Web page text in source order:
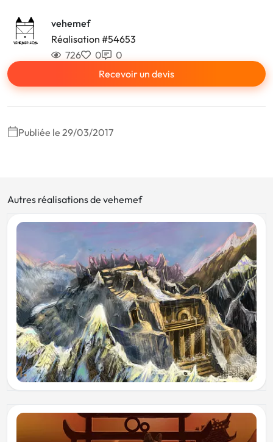
vehemef
Réalisation #54653
726
0
0
Recevoir un devis
Publiée le 29/03/2017
Autres réalisations de vehemef